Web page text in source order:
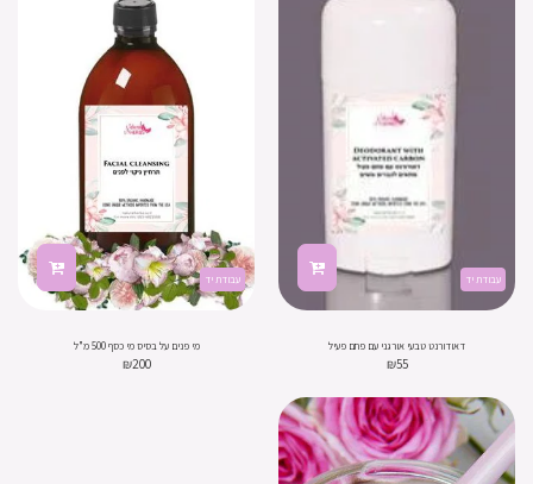
עבודת יד
דאודורנט טבעי אורגני עם פחם פעיל
₪55
עבודת יד
מי פנים על בסיס מי כסף 500 מ"ל
₪200